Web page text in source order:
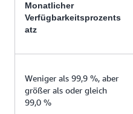
Monatlicher
Verfügbarkeitsprozents
atz
Weniger als 99,9 %, aber
größer als oder gleich
99,0 %